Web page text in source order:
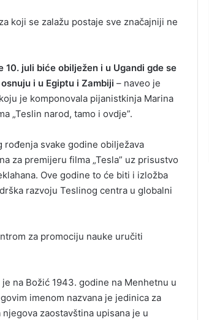
koji se zalažu postaje sve značajniji ne
juli biće obilježen i u Ugandi gde se
i u Egiptu i Zambiji – naveo je
je komponovala pijanistkinja Marina
„Teslin narod, tamo i ovdje”.
rođenja svake godine obilježava
za premijeru filma „Tesla” uz prisustvo
Ove godine to će biti i izložba
razvoju Teslinog centra u globalni
za promociju nauke uručiti
na Božić 1943. godine na Menhetnu u
imenom nazvana je jedinica za
zaostavština upisana je u